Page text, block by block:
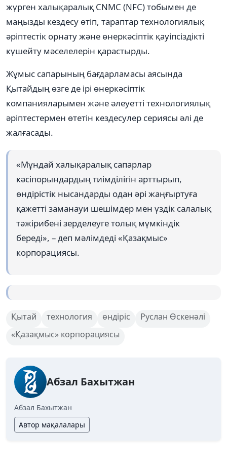
жүрген халықаралық CNMC (NFC) тобымен де
маңызды кездесу өтіп, тараптар технологиялық
әріптестік орнату және өнеркәсіптік қауіпсіздікті
күшейту мәселелерін қарастырды.
Жұмыс сапарының бағдарламасы аясында
Қытайдың өзге де ірі өнеркәсіптік
компанияларымен және әлеуетті технологиялық
әріптестермен өтетін кездесулер сериясы әлі де
жалғасады.
«Мұндай халықаралық сапарлар
кәсіпорындардың тиімділігін арттырып,
өндірістік нысандарды одан әрі жаңғыртуға
қажетті заманауи шешімдер мен үздік салалық
тәжірибені зерделеуге толық мүмкіндік
береді», – деп мәлімдеді «Қазақмыс»
корпорациясы.
Қытай технология өндіріс
Руслан Өскенәлі
«Қазақмыс» корпорациясы
Абзал Бахытжан
Абзал Бахытжан
Автор мақалалары